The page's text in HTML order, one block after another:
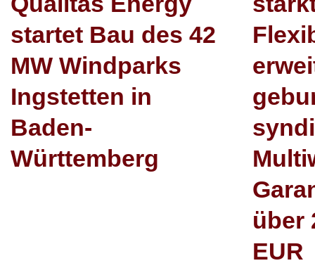
startet Bau des 42
MW Windparks
Ingstetten in
Baden-
Württemberg
über
EUR